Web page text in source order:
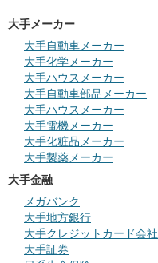
大手メーカー
大手自動車メーカー
大手化学メーカー
大手ハウスメーカー
大手自動車部品メーカー
大手ハウスメーカー
大手電機メーカー
大手化粧品メーカー
大手製薬メーカー
大手金融
メガバンク
大手地方銀行
大手クレジットカード会社
大手証券